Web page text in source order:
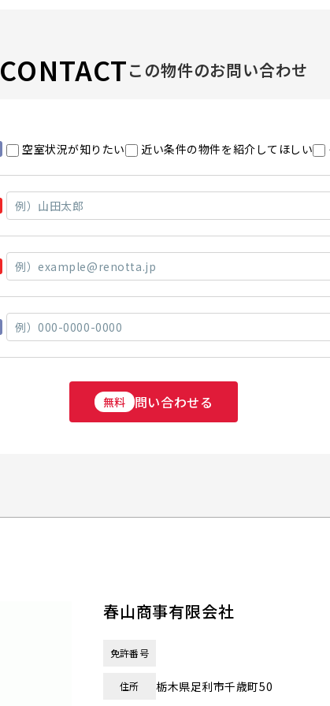
CONTACTこの物件のお問い合わせ
空室状況が知りたい 近い条件の物件を紹介してほしい
無料 問い合わせる
春山商事有限会社
免許番号
住所 栃木県足利市千歳町50